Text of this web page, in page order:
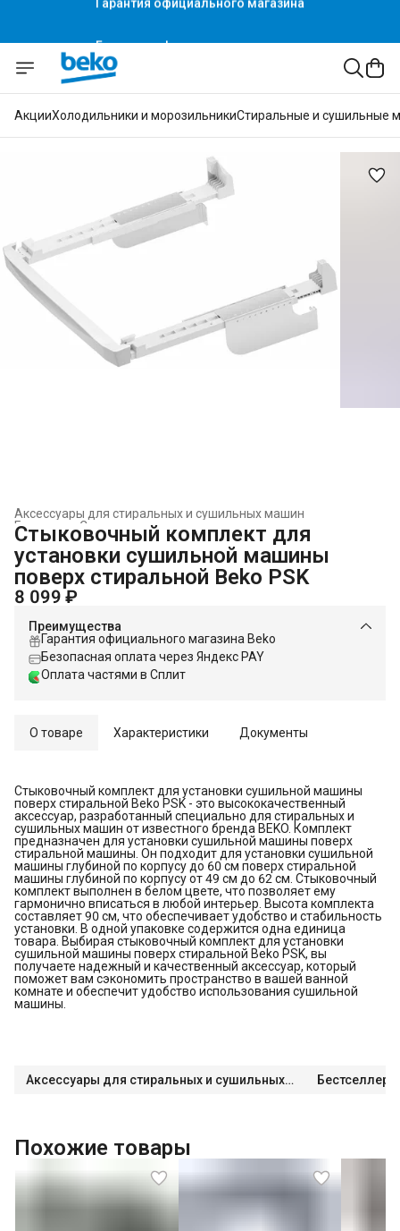
АкцииХолодильники и морозильникиСтиральные и сушильные
Аксессуары для стиральных и сушильных машин
Стиральные и сушильные машины
Главная
Стыковочный комплект для
установки сушильной машины
поверх стиральной Beko PSK
8 099 ₽
Преимущества
Гарантия официального магазина Beko
Безопасная оплата через Яндекс PAY
Оплата частями в Сплит
О товаре Характеристики Документы
Стыковочный комплект для установки сушильной машины
поверх стиральной Beko PSK - это высококачественный
аксессуар, разработанный специально для стиральных и
сушильных машин от известного бренда BEKO. Комплект
предназначен для установки сушильной машины поверх
стиральной машины. Он подходит для установки сушильной
машины глубиной по корпусу до 60 см поверх стиральной
машины глубиной по корпусу от 49 см до 62 см. Стыковочный
комплект выполнен в белом цвете, что позволяет ему
гармонично вписаться в любой интерьер. Высота комплекта
составляет 90 см, что обеспечивает удобство и стабильность
установки. В одной упаковке содержится одна единица
товара. Выбирая стыковочный комплект для установки
сушильной машины поверх стиральной Beko PSK, вы
получаете надежный и качественный аксессуар, который
поможет вам сэкономить пространство в вашей ванной
комнате и обеспечит удобство использования сушильной
машины.
Аксессуары для стиральных и сушильных машин Бестселлеры
Похожие товары